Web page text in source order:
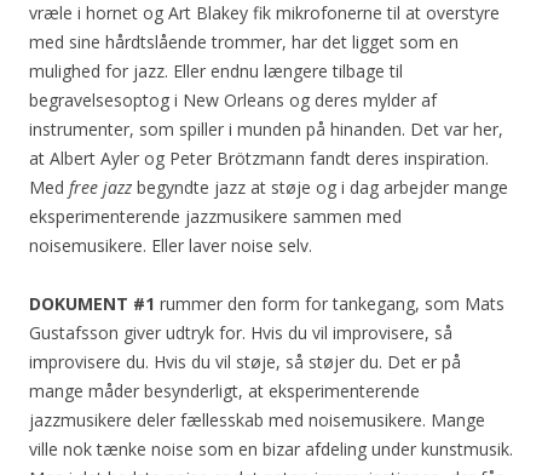
vræle i hornet og Art Blakey fik mikrofonerne til at overstyre
med sine hårdtslående trommer, har det ligget som en
mulighed for jazz. Eller endnu længere tilbage til
begravelsesoptog i New Orleans og deres mylder af
instrumenter, som spiller i munden på hinanden. Det var her,
at Albert Ayler og Peter Brötzmann fandt deres inspiration.
Med free jazz begyndte jazz at støje og i dag arbejder mange
eksperimenterende jazzmusikere sammen med
noisemusikere. Eller laver noise selv.
DOKUMENT #1 rummer den form for tankegang, som Mats
Gustafsson giver udtryk for. Hvis du vil improvisere, så
improvisere du. Hvis du vil støje, så støjer du. Det er på
mange måder besynderligt, at eksperimenterende
jazzmusikere deler fællesskab med noisemusikere. Mange
ville nok tænke noise som en bizar afdeling under kunstmusik.